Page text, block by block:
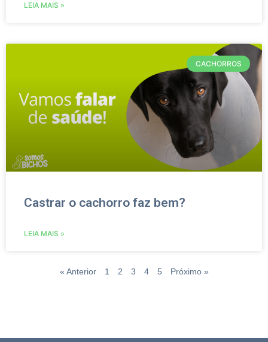
LEIA MAIS »
CACHORROS
Castrar o cachorro faz bem?
LEIA MAIS »
« Anterior 1 2 3 4 5 Próximo »